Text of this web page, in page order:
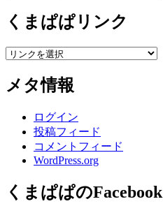
ゴ
リ
ー
くまぱぱリンク
メタ情報
ログイン
投稿フィード
コメントフィード
WordPress.org
くまぱぱのFacebook